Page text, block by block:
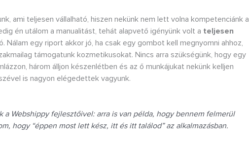
ami teljesen vállalható, hiszen nekünk nem lett volna kompetenciánk a
én utálom a manualitást, tehát alapvető igényünk volt a teljesen
Nálam egy riport akkor jó, ha csak egy gombot kell megnyomni ahhoz,
támogatunk kozmetikusokat. Nincs arra szükségünk, hogy egy
három álljon készenlétben és az ő munkájukat nekünk kelljen
is nagyon elégedettek vagyunk.
Webshippy fejlesztőivel: arra is van példa, hogy bennem felmerül
hogy “éppen most lett kész, itt és itt találod” az alkalmazásban.